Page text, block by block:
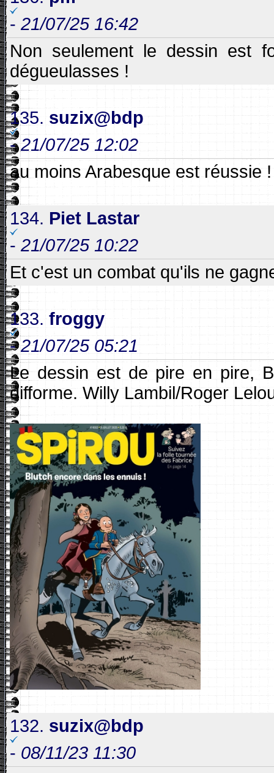
- 21/07/25 16:42
Non seulement le dessin est
dégueulasses !
135. suzix@bdp
-21/07/25 12:02
au moins Arabesque est réussie !
134. Piet Lastar
- 21/07/25 10:22
Et c'est un combat qu'ils ne
133. froggy
-21/07/25 05:21
Le dessin est de pire en pire,
difforme. Willy Lambil/Roger
132. suzix@bdp
- 08/11/23 11:30